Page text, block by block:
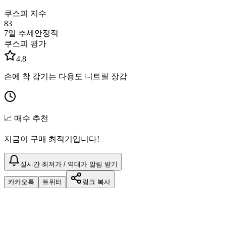
쿠스피 지수
83
7일 추세 안정적
쿠스피 평가
4.8
손에 착 감기는 다용도 니트릴 장갑
📈 매수 추천
지금이 구매 최적기입니다!
실시간 최저가 / 역대가 알림 받기
카카오톡 트위터 링크 복사